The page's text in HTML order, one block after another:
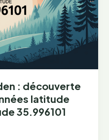
: découverte
latitude
35.996101